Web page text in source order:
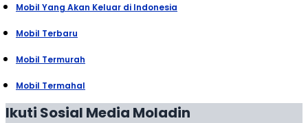
Mobil Yang Akan Keluar di Indonesia
Mobil Terbaru
Mobil Termurah
Mobil Termahal
Ikuti Sosial Media Moladin